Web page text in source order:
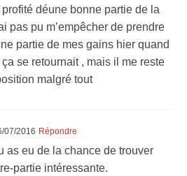
déune bonne partie de la
pas pu m’empêcher de prendre
partie de mes gains hier quand
ça se retournait , mais il me reste
malgré tout
07/2016 Répondre
as eu de la chance de trouver
partie intéressante.